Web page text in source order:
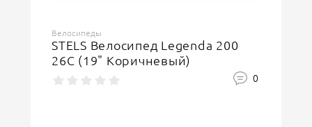
Велосипеды
STELS Велосипед Legenda 200
26C (19" Коричневый)
0